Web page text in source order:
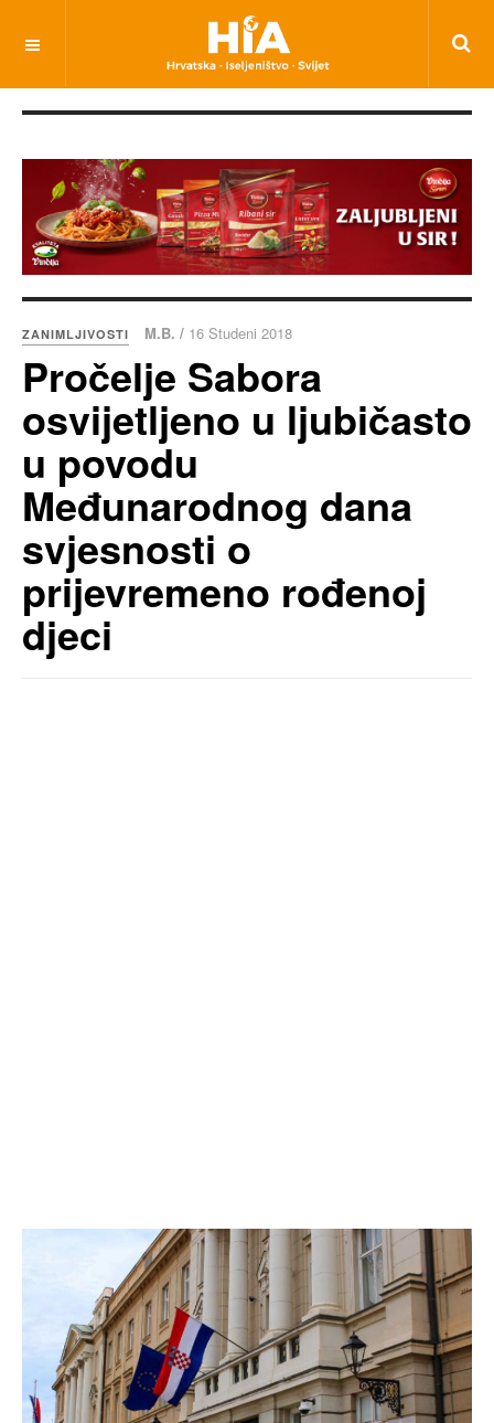
ZANIMLJIVOSTI M.B. / 16 Studeni 2018
Pročelje Sabora
osvijetljeno u ljubičasto
u povodu
Međunarodnog dana
svjesnosti o
prijevremeno rođenoj
djeci